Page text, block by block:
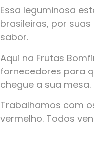
Essa leguminosa
brasileiras, por
sabor.
Aqui na Frutas
fornecedores para
chegue a sua mesa.
Trabalhamos com
vermelho. Todos